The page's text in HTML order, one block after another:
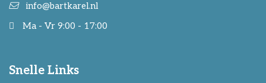
info@bartkarel.nl
Ma - Vr 9:00 - 17:00
Snelle Links